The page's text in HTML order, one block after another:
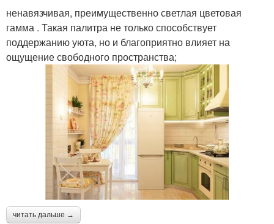
ненавязчивая, преимущественно светлая цветовая
гамма . Такая палитра не только способствует
поддержанию уюта, но и благоприятно влияет на
ощущение свободного пространства;
читать дальше →